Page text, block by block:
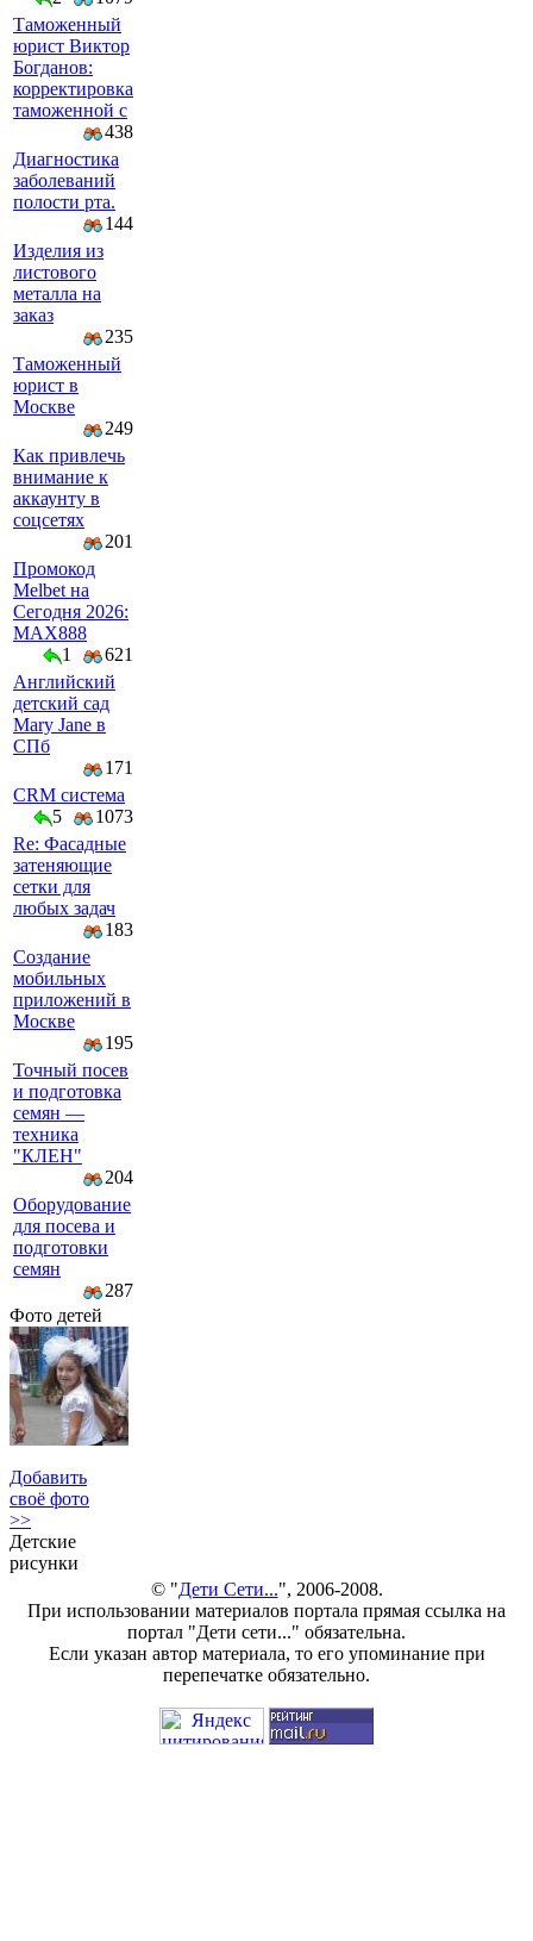
Таможенный
юрист Виктор
Богданов:
корректировка
таможенной с
438
Диагностика
заболеваний
полости рта.
144
Изделия из
листового
металла на
заказ
235
Таможенный
юрист в
Москве
249
Как привлечь
внимание к
аккаунту в
соцсетях
201
Промокод
Melbet на
Сегодня 2026:
MAX888
1
621
Английский
детский сад
Mary Jane в
СПб
171
CRM система
5
1073
Re: Фасадные
затеняющие
сетки для
любых задач
183
Создание
мобильных
приложений в
Москве
195
Точный посев
и подготовка
семян —
техника
"КЛЕН"
204
Оборудование
для посева и
подготовки
семян
287
Фото детей
Добавить
своё фото
>>
Детские
рисунки
© "Дети Сети...", 2006-2008.
При использовании материалов портала прямая ссылка на
портал "Дети сети..." обязательна.
Если указан автор материала, то его упоминание при
перепечатке обязательно.